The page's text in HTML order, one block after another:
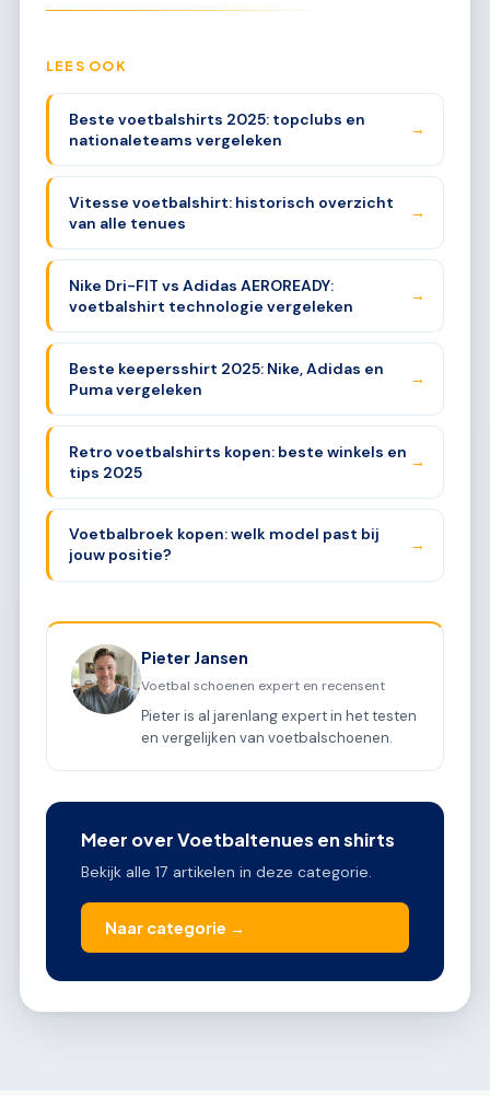
LEES OOK
Beste voetbalshirts 2025: topclubs en
nationaleteams vergeleken
→
Vitesse voetbalshirt: historisch overzicht
van alle tenues
→
Nike Dri-FIT vs Adidas AEROREADY:
voetbalshirt technologie vergeleken
→
Beste keepersshirt 2025: Nike, Adidas en
Puma vergeleken
→
Retro voetbalshirts kopen: beste winkels en
tips 2025
→
Voetbalbroek kopen: welk model past bij
jouw positie?
→
Pieter Jansen
Voetbal schoenen expert en recensent
Pieter is al jarenlang expert in het testen
en vergelijken van voetbalschoenen.
Meer over Voetbaltenues en shirts
Bekijk alle 17 artikelen in deze categorie.
Naar categorie →